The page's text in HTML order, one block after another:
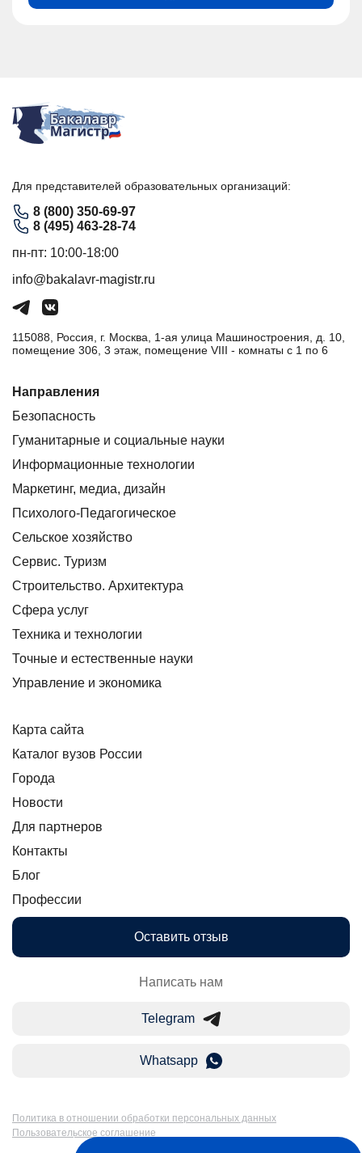
Для представителей образовательных организаций:
8 (800) 350-69-97
8 (495) 463-28-74
пн-пт: 10:00-18:00
info@bakalavr-magistr.ru
115088, Россия, г. Москва, 1-ая улица Машиностроения, д. 10,
помещение 306, 3 этаж, помещение VIII - комнаты с 1 по 6
Направления
Безопасность
Гуманитарные и социальные науки
Информационные технологии
Маркетинг, медиа, дизайн
Психолого-Педагогическое
Сельское хозяйство
Сервис. Туризм
Строительство. Архитектура
Сфера услуг
Техника и технологии
Точные и естественные науки
Управление и экономика
Карта сайта
Каталог вузов России
Города
Новости
Для партнеров
Контакты
Блог
Профессии
Оставить отзыв
Написать нам
Telegram
Whatsapp
Политика в отношении обработки персональных данных
Пользовательское соглашение